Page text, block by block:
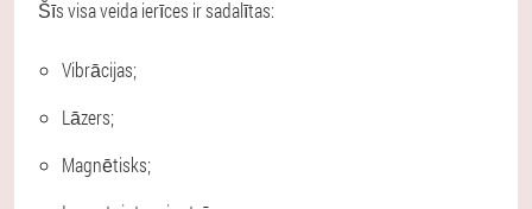
Šīs visa veida ierīces ir sadalītas:
Vibrācijas;
Lāzers;
Magnētisks;